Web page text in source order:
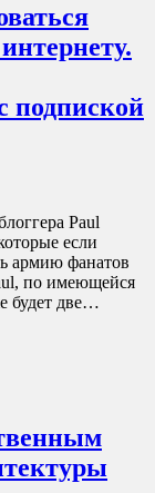
подпиской
Paul
если
армию фанатов
по имеющейся
будет две…